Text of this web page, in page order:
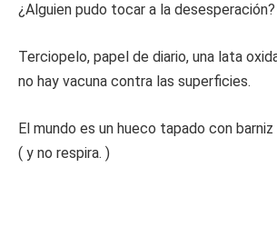
¿Alguien pudo tocar a la desesperación?
Terciopelo, papel de diario, una lata
no hay vacuna contra las superficies.
El mundo es un hueco tapado con barniz
( y no respira. )